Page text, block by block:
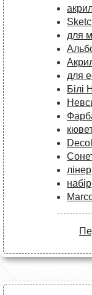
для
для
Білі
лінер
набір